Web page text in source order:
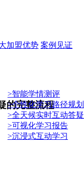
加盟优势 案例见证
>智能学情测评
>个性化学习路径规划
>全天候实时互动答疑
>可视化学习报告
>沉浸式互动学习
的完整流程